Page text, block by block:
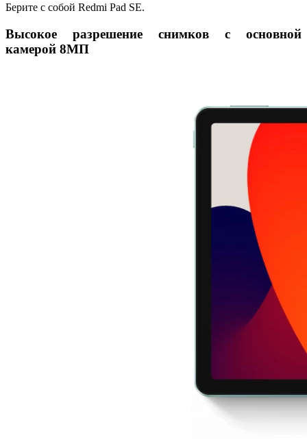
Берите с собой Redmi Pad SE.
Высокое разрешение снимков с основной
камерой 8МП